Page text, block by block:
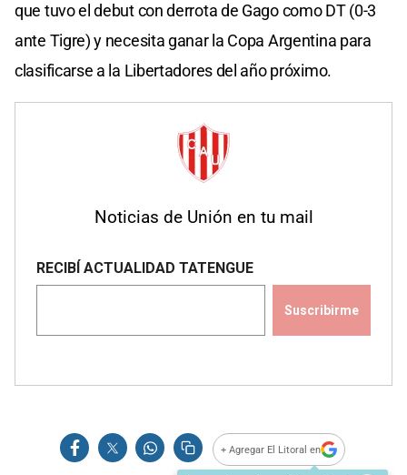
que tuvo el debut con derrota de Gago como DT (0-3
ante Tigre) y necesita ganar la Copa Argentina para
clasificarse a la Libertadores del año próximo.
Noticias de Unión en tu mail
+ Agregar El Litoral en